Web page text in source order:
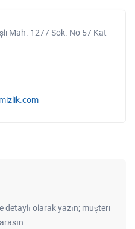
Mah. 1277 Sok. No 57 Kat
olarak yazın; müşteri